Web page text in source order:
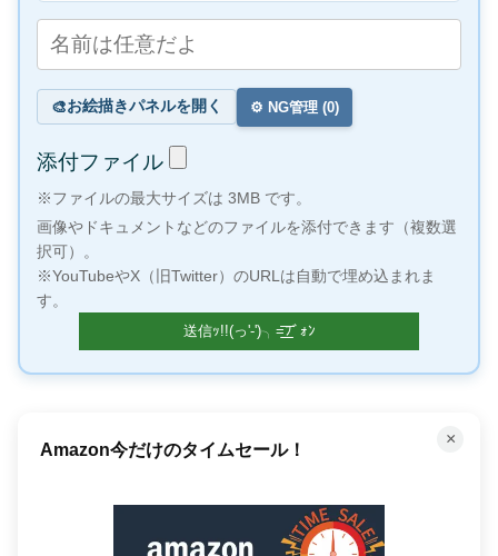
🎨お絵描きパネルを開く ⚙️ NG管理 (0)
添付ファイル
※ファイルの最大サイズは 3MB です。
画像やドキュメントなどのファイルを添付できます（複数選
択可）。
※YouTubeやX（旧Twitter）のURLは自動で埋め込まれま
す。
×
Amazon今だけのタイムセール！